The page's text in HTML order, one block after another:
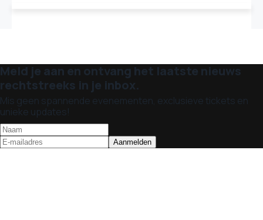
Meld je aan en ontvang het laatste nieuws
rechtstreeks in je inbox.
Mis geen spannende evenementen, exclusieve tickets en
unieke updates!